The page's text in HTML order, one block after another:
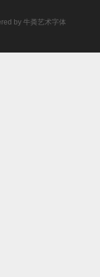
by 牛粪艺术字体